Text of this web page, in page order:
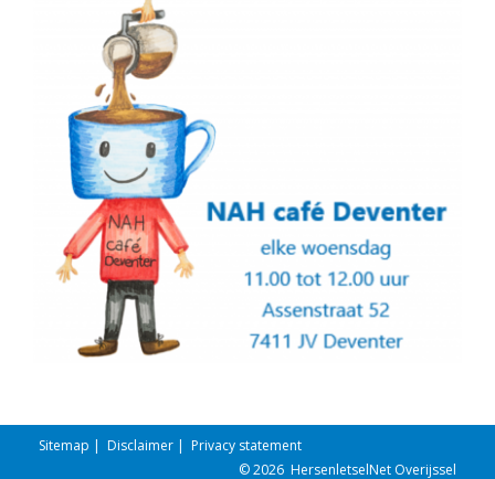
Sitemap | Disclaimer | Privacy statement
© 2026 HersenletselNet Overijssel